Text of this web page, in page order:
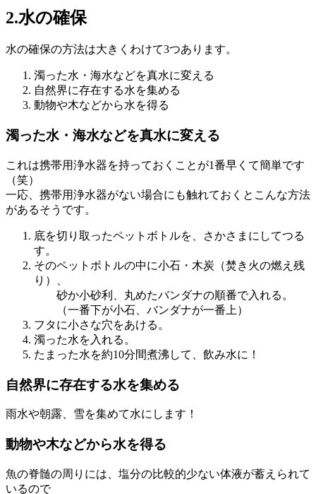
2.水の確保
水の確保の方法は大きくわけて3つあります。
濁った水・海水などを真水に変える
自然界に存在する水を集める
動物や木などから水を得る
濁った水・海水などを真水に変える
これは携帯用浄水器を持っておくことが1番早くて簡単です
（笑）
一応、携帯用浄水器がない場合にも触れておくとこんな方法
があるそうです。
底を切り取ったペットボトルを、さかさまにしてつる
す。
そのペットボトルの中に小石・木炭（焚き火の燃え残
り）、
砂か小砂利、丸めたバンダナの順番で入れる。
（一番下が小石、バンダナが一番上）
フタに小さな穴をあける。
濁った水を入れる。
たまった水を約10分間煮沸して、飲み水に！
自然界に存在する水を集める
雨水や朝露、雪を集めて水にします！
動物や木などから水を得る
魚の脊髄の周りには、塩分の比較的少ない体液が蓄えられて
いるので